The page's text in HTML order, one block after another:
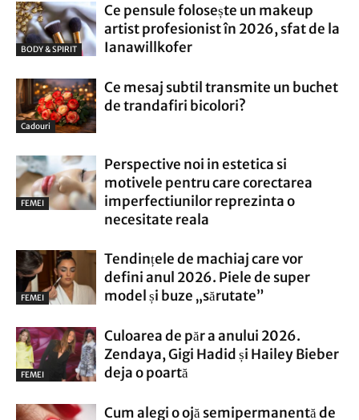
BODY & SPIRIT
Ce pensule folosește un makeup
artist profesionist în 2026, sfat de la
Ianawillkofer
Cadouri
Ce mesaj subtil transmite un buchet
de trandafiri bicolori?
FEMEI
Perspective noi in estetica si
motivele pentru care corectarea
imperfectiunilor reprezinta o
necesitate reala
FEMEI
Tendințele de machiaj care vor
defini anul 2026. Piele de super
model și buze „sărutate”
FEMEI
Culoarea de păr a anului 2026.
Zendaya, Gigi Hadid și Hailey Bieber
deja o poartă
Cum alegi o ojă semipermanentă de